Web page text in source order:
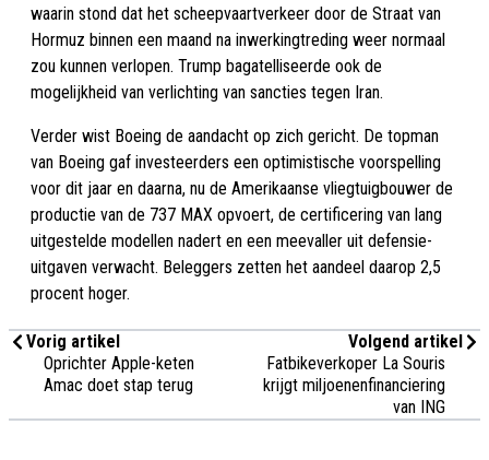
waarin stond dat het scheepvaartverkeer door de Straat van
Hormuz binnen een maand na inwerkingtreding weer normaal
zou kunnen verlopen. Trump bagatelliseerde ook de
mogelijkheid van verlichting van sancties tegen Iran.
Verder wist Boeing de aandacht op zich gericht. De topman
van Boeing gaf investeerders een optimistische voorspelling
voor dit jaar en daarna, nu de Amerikaanse vliegtuigbouwer de
productie van de 737 MAX opvoert, de certificering van lang
uitgestelde modellen nadert en een meevaller uit defensie-
uitgaven verwacht. Beleggers zetten het aandeel daarop 2,5
procent hoger.
Vorig artikel
Oprichter Apple-keten
Amac doet stap terug
Volgend artikel
Fatbikeverkoper La Souris
krijgt miljoenenfinanciering
van ING